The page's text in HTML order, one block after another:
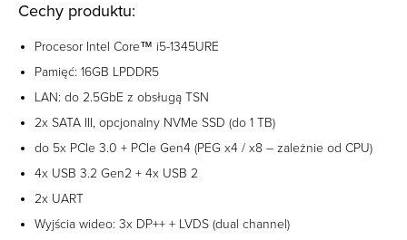
Cechy produktu:
Procesor Intel Core™ i5-1345URE
Pamięć: 16GB LPDDR5
LAN: do 2.5GbE z obsługą TSN
2x SATA III, opcjonalny NVMe SSD (do 1 TB)
do 5x PCIe 3.0 + PCIe Gen4 (PEG x4 / x8 – zależnie od CPU)
4x USB 3.2 Gen2 + 4x USB 2
2x UART
Wyjścia wideo: 3x DP++ + LVDS (dual channel)